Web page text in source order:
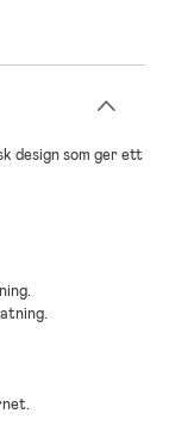
design som ger ett